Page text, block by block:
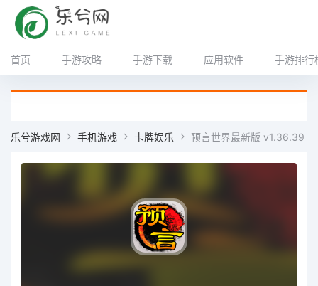
首页 手游攻略 手游下载 应用软件 手游排行
乐兮游戏网 手机游戏 卡牌娱乐 预言世界最新版 v1.36.39